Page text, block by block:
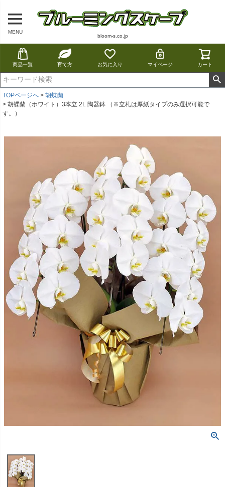
MENU
bloom-s.co.jp
商品一覧 育て方 お気に入り マイページ カート
TOPページへ
胡蝶蘭
胡蝶蘭（ホワイト）3本立 2L 陶器鉢 （※立札は厚紙タイプのみ選択可能で
す。）